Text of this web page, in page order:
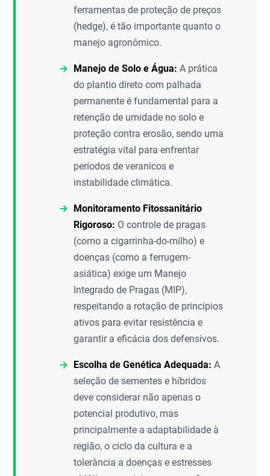
ferramentas de proteção de preços
(hedge), é tão importante quanto o
manejo agronômico.
Manejo de Solo e Água: A prática
do plantio direto com palhada
permanente é fundamental para a
retenção de umidade no solo e
proteção contra erosão, sendo uma
estratégia vital para enfrentar
períodos de veranicos e
instabilidade climática.
Monitoramento Fitossanitário
Rigoroso: O controle de pragas
(como a cigarrinha-do-milho) e
doenças (como a ferrugem-
asiática) exige um Manejo
Integrado de Pragas (MIP),
respeitando a rotação de princípios
ativos para evitar resistência e
garantir a eficácia dos defensivos.
Escolha de Genética Adequada: A
seleção de sementes e híbridos
deve considerar não apenas o
potencial produtivo, mas
principalmente a adaptabilidade à
região, o ciclo da cultura e a
tolerância a doenças e estresses